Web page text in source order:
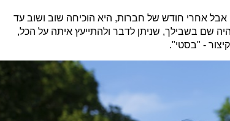
אבל אחרי חודש של חברות, היא הוכיחה שוב ושוב עד
שם בשבילך, שניתן לדבר ולהתייעץ איתה על הכל,
- "בסטי".